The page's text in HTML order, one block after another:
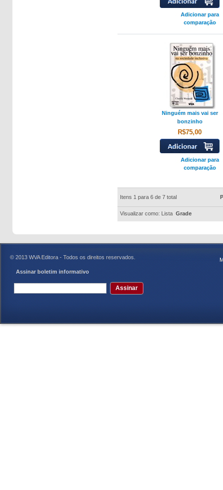
Adicionar para
comparação
Ninguém mais vai ser
bonzinho
R$75,00
Adicionar para
comparação
Itens 1 para 6 de 7 total
Visualizar como: Lista Grade
© 2013 WVA Editora - Todos os direitos reservados.
Assinar boletim informativo
Assinar